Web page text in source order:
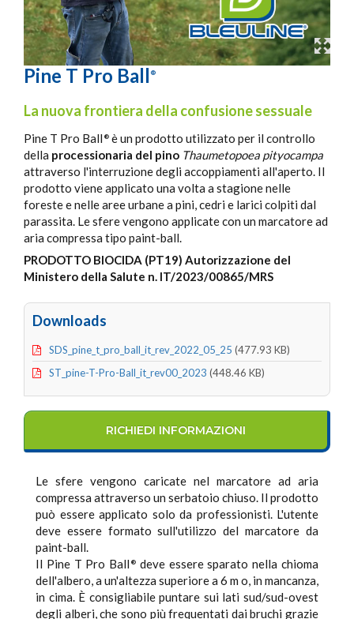
Pine T Pro Ball ®
La nuova frontiera della confusione sessuale
Pine T Pro Ball ® è un prodotto utilizzato per il controllo
della processionaria del pino Thaumetopoea pityocampa
attraverso l'interruzione degli accoppiamenti all'aperto. Il
prodotto viene applicato una volta a stagione nelle
foreste e nelle aree urbane a pini, cedri e larici colpiti dal
parassita. Le sfere vengono applicate con un marcatore ad
aria compressa tipo paint-ball.
PRODOTTO BIOCIDA (PT19) Autorizzazione del
Ministero della Salute n. IT/2023/00865/MRS
Downloads
SDS_pine_t_pro_ball_it_rev_2022_05_25 (477.93 KB)
ST_pine-T-Pro-Ball_it_rev00_2023 (448.46 KB)
RICHIEDI INFORMAZIONI
Le sfere vengono caricate nel marcatore ad aria
compressa attraverso un serbatoio chiuso. Il prodotto
può essere applicato solo da professionisti. L'utente
deve essere formato sull'utilizzo del marcatore da
paint-ball.
Il Pine T Pro Ball ®
deve essere sparato nella chioma
dell'albero, a un'altezza superiore a 6 m o, in mancanza,
in cima. È consigliabile puntare sui lati sud/sud-ovest
degli alberi, che sono più frequentati dai bruchi grazie